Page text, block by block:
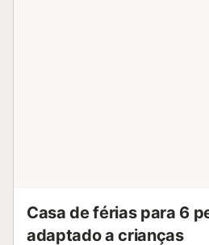
Casa de férias para 6
adaptado a crianças